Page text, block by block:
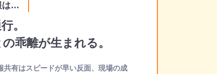
は…
。
乖離が生まれる。
共有はスピードが早い反面、現場の成